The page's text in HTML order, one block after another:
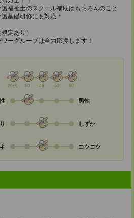
福祉士のスクール補助はもちろんのこと
基礎研修にも対応＊
定あり）
ーグループは全力応援します！
20代 30 40 50 60
男性
しずか
コツコツ